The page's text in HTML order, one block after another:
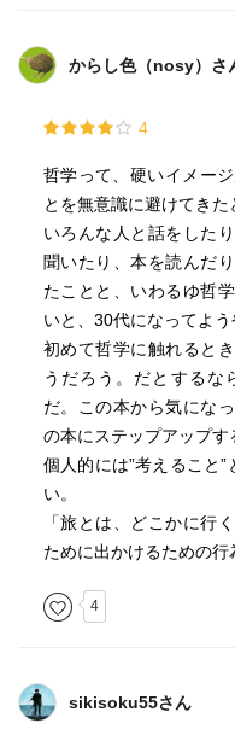
る。他人を変えようと
でいる。
からし色（nosy）さ
4
哲学って、硬いイメー
とを無意識に避けてきた
いろんな人と話をした
聞いたり、本を読んだ
たことと、いわるゆ哲
いと、30代になってよう
初めて哲学に触れると
うだろう。だとするな
だ。この本から気にな
の本にステップアップす
個人的には”考えること
い。
「旅とは、どこかに行
ために出かけるための行
4
sikisoku55さん